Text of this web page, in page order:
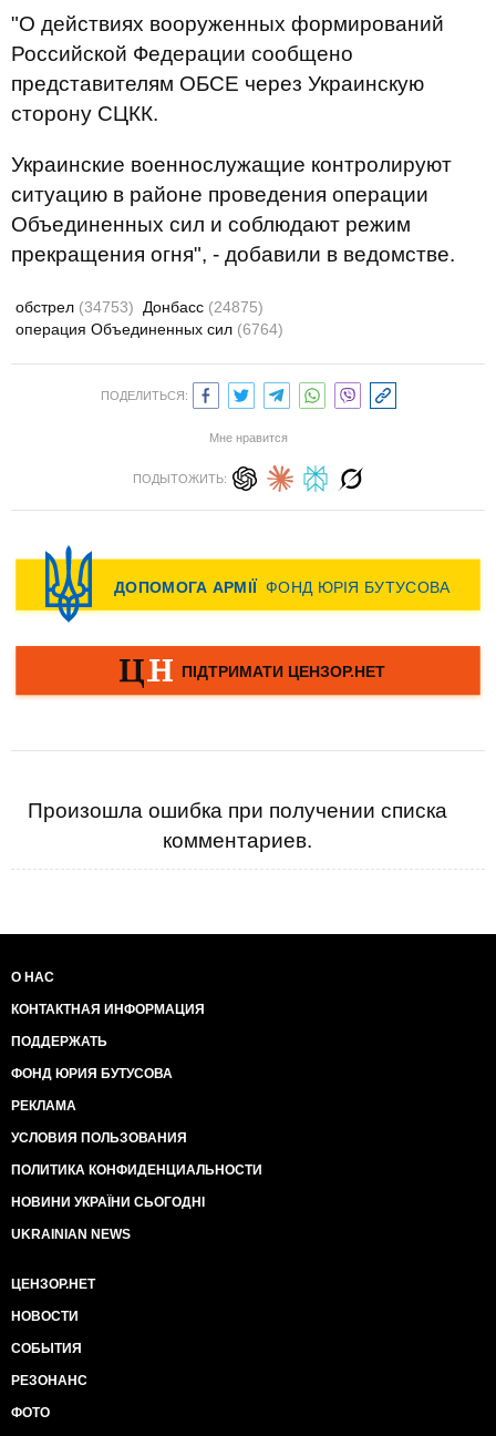
"О действиях вооруженных формирований
Российской Федерации сообщено
представителям ОБСЕ через Украинскую
сторону СЦКК.
Украинские военнослужащие контролируют
ситуацию в районе проведения операции
Объединенных сил и соблюдают режим
прекращения огня", - добавили в ведомстве.
обстрел (34753) Донбасс (24875)
операция Объединенных сил (6764)
ПОДЕЛИТЬСЯ:
Мне нравится
ПОДЫТОЖИТЬ:
Произошла ошибка при получении списка
комментариев.
О НАС
КОНТАКТНАЯ ИНФОРМАЦИЯ
ПОДДЕРЖАТЬ
ФОНД ЮРИЯ БУТУСОВА
РЕКЛАМА
УСЛОВИЯ ПОЛЬЗОВАНИЯ
ПОЛИТИКА КОНФИДЕНЦИАЛЬНОСТИ
НОВИНИ УКРАЇНИ СЬОГОДНІ
UKRAINIAN NEWS
ЦЕНЗОР.НЕТ
НОВОСТИ
СОБЫТИЯ
РЕЗОНАНС
ФОТО